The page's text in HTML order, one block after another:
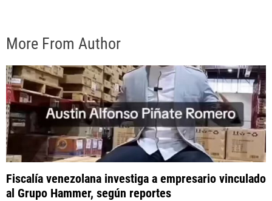
More From Author
Fiscalía venezolana investiga a empresario vinculado
al Grupo Hammer, según reportes